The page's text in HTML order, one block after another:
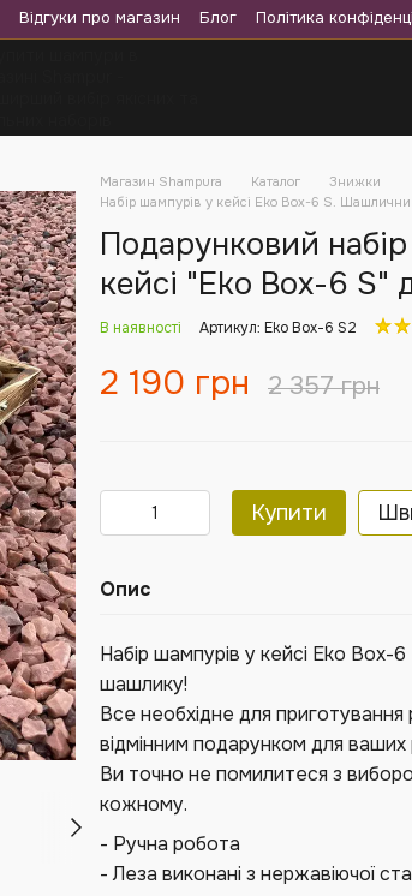
Відгуки про магазин Блог Політика
Магазин Shampura Каталог
Знижки
Набір шампурів у кейсі Eko Box-6 S.
Подарунковий
кейсі "Eko Box-6 S"
В наявності Артикул: Eko Box-6 S2
2 190 грн 2 357 грн
Купити
Опис
Набір шампурів у кейсі Eko Box-
шашлику!
Все необхідне для приготування
відмінним подарунком для ваших
Ви точно не помилитеся з
кожному.
- Ручна робота
- Леза виконані з нержавіючої